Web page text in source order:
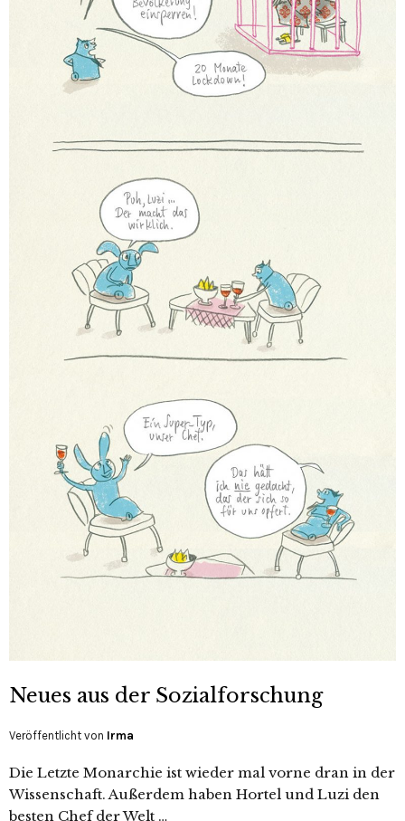
Neues aus der Sozialforschung
Veröffentlicht von Irma
Die Letzte Monarchie ist wieder mal vorne dran in der
Wissenschaft. Außerdem haben Hortel und Luzi den
besten Chef der Welt …